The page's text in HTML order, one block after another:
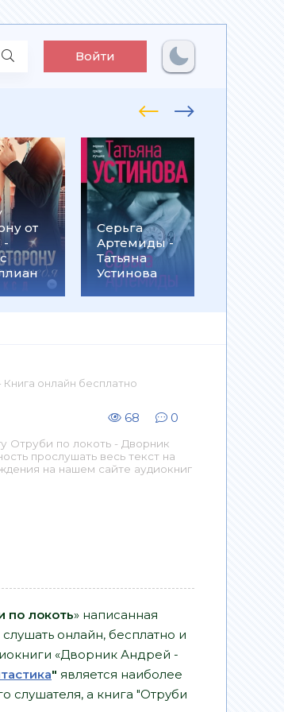
Войти
от
-
Серьга
Артемиды -
Татьяна
Устинова
на
- Ольга
Громыко
онлайн бесплатно
68 0
Отруби по локоть - Дворник
прослушать весь текст на
на нашем сайте аудиокниг
по локоть» написанная
онлайн, бесплатно и
«Дворник Андрей -
" является наиболее
а книга "Отруби